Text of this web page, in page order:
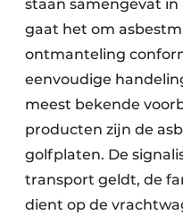
staan samengevat in
gaat het om
ontmanteling
eenvoudige
meest bekende
producten zijn de
golfplaten. De
transport geldt, de
dient op de